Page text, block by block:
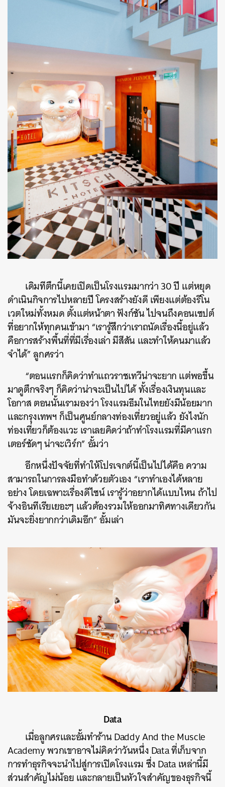
เดิมทีตึกนี้เคยเปิดเป็นโรงแรมมากว่า 30 ปี แต่หยุด
ดำเนินกิจการไปหลายปี โครงสร้างยังดี เพียงแต่ต้องรีโน
เวตใหม่ทั้งหมด ตั้งแต่หน้าตา ฟังก์ชัน ไปจนถึงคอนเซปต์
ที่อยากให้ทุกคนเข้ามา “เรารู้สึกว่าเราถนัดเรื่องนี้อยู่แล้ว
คือการสร้างพื้นที่ที่มีเรื่องเล่า มีสีสัน และทำให้คนมาแล้ว
จำได้” ลูกศรว่า
“ตอนแรกก็คิดว่าทำแถวราชเทวีน่าจะยาก แต่พอขึ้น
มาดูตึกจริงๆ ก็คิดว่าน่าจะเป็นไปได้ ทั้งเรื่องเงินทุนและ
โอกาส ตอนนั้นเรามองว่า โรงแรมธีมในไทยยังมีน้อยมาก
และกรุงเทพฯ ก็เป็นศูนย์กลางท่องเที่ยวอยู่แล้ว ยังไงนัก
ท่องเที่ยวก็ต้องแวะ เราเลยคิดว่าถ้าทำโรงแรมที่มีคาแรก
เตอร์ชัดๆ น่าจะเวิร์ก” อั้มว่า
อีกหนึ่งปัจจัยที่ทำให้โปรเจกต์นี้เป็นไปได้คือ ความ
สามารถในการลงมือทำด้วยตัวเอง “เราทำเองได้หลาย
อย่าง โดยเฉพาะเรื่องดีไซน์ เรารู้ว่าอยากได้แบบไหน ถ้าไป
จ้างอินทีเรียเยอะๆ แล้วต้องรวมให้ออกมาทิศทางเดียวกัน
มันจะยิ่งยากกว่าเดิมอีก” อั้มเล่า
Data
เมื่อลูกศรและอั้มทำร้าน Daddy And the Muscle
Academy พวกเขาอาจไม่คิดว่าวันหนึ่ง Data ที่เก็บจาก
การทำธุรกิจจะนำไปสู่การเปิดโรงแรม ซึ่ง Data เหล่านี้มี
ส่วนสำคัญไม่น้อย และกลายเป็นหัวใจสำคัญของธุรกิจนี้